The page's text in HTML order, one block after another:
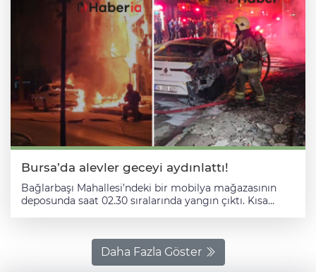
Bursa’da alevler geceyi aydınlattı!
Bağlarbaşı Mahallesi’ndeki bir mobilya mağazasının
deposunda saat 02.30 sıralarında yangın çıktı. Kısa
üzerine olay yerine çok sayıda itfaiye, polis ve sağlık
ekibi sevk edildi. Polis çevrede güvenlik önlemi alırken,
deponun bitişiğindeki binalarda yaşayanlar tahliye
Daha Fazla Göster